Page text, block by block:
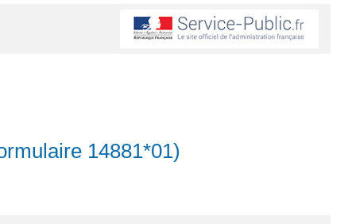
14881*01)